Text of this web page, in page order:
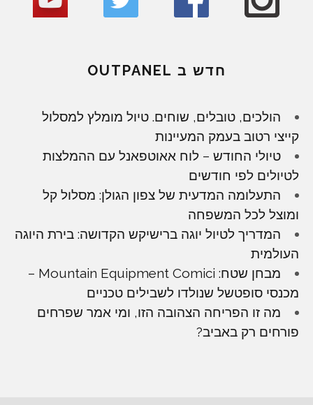
חדש ב OUTPANEL
הולכים, טובלים, שוחים. טיול מומלץ למסלול
קייצי רטוב בעמק המעיינות
טיולי החודש – לוח אאוטפאנל עם ההמלצות
לטיולים לפי חודשים
התעלומה המדעית של צפון הגולן: מסלול קל
ומוצל לכל המשפחה
המדריך לטיול יוגה ברישיקש הקדושה: בירת היוגה
העולמית
מבחן שטח: Mountain Equipment Comici –
מכנסי סופטשל שנולדו לשבילים טכניים
מה זו הפריחה הצהובה הזו, ומי אמר שפרחים
פורחים רק באביב?